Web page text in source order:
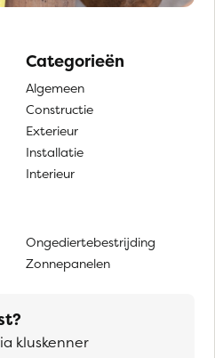
Categorieën
Algemeen
Constructie
Exterieur
Installatie
Interieur
Ongediertebestrijding
Zonnepanelen
kluskenner